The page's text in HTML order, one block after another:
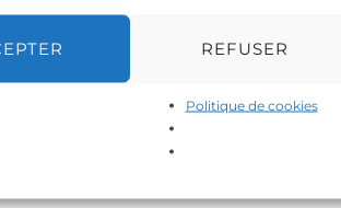
REFUSER
Politique de cookies